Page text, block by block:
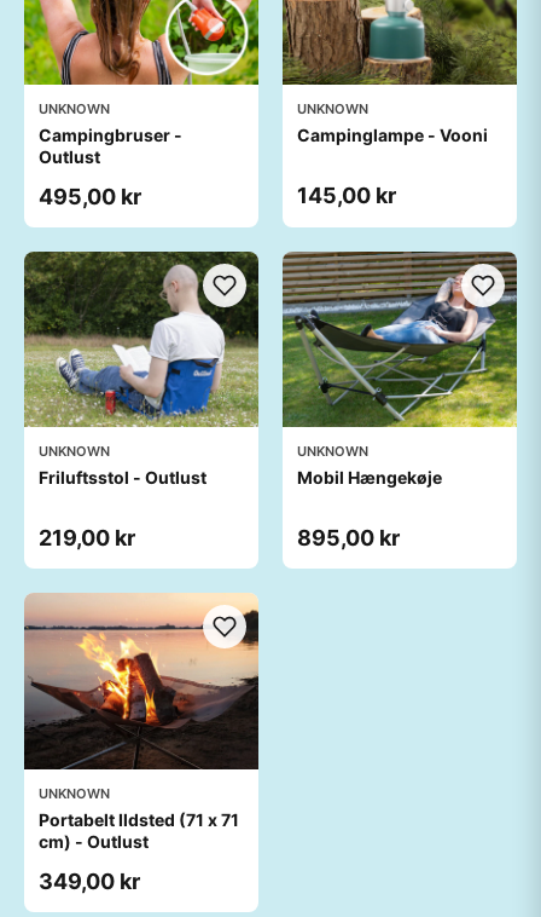
UNKNOWN
Campingbruser -
Outlust
495,00 kr
UNKNOWN
Campinglampe - Vooni
145,00 kr
UNKNOWN
Friluftsstol - Outlust
219,00 kr
UNKNOWN
Mobil Hængekøje
895,00 kr
UNKNOWN
Portabelt Ildsted (71 x 71
cm) - Outlust
349,00 kr